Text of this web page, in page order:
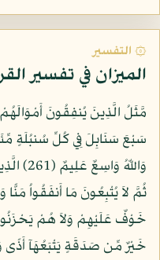
۞ التفسير
الميزان في تفسير
مَّثَلُ الَّذِينَ يُنفِقُونَ
سَبْعَ سَنَابِلَ فِي كُلِّ سُنبُلَةٍ
وَاللّهُ
ثُمَّ لاَ يُتْبِعُونَ مَا أَنفَقُواُ